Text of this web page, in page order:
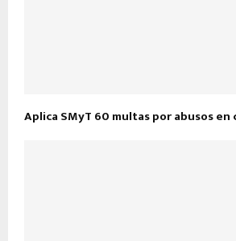
Aplica SMyT 60 multas por abusos en